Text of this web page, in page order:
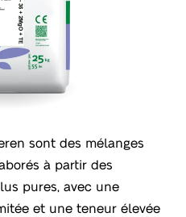
sont des mélanges
à partir des
pures, avec une
et une teneur élevée